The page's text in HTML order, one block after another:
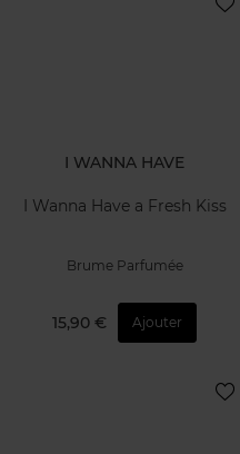
I WANNA HAVE
I Wanna Have a Fresh Kiss
Brume Parfumée
15,90 € Ajouter